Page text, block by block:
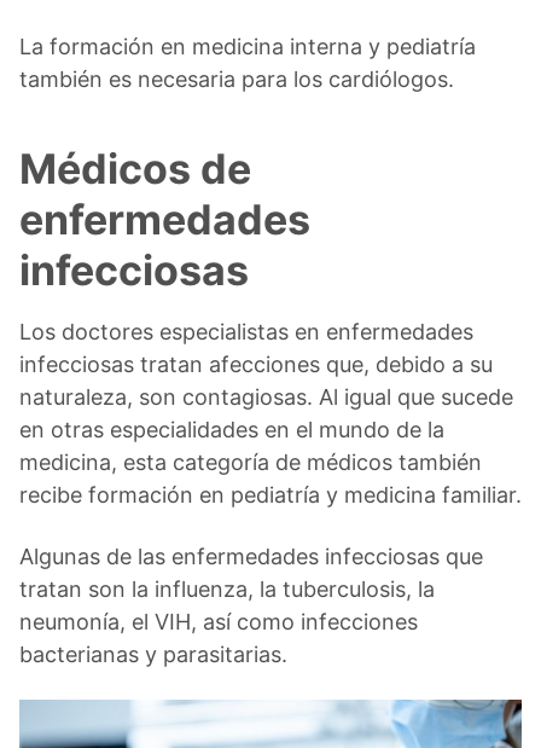
La formación en medicina interna y pediatría
también es necesaria para los cardiólogos.
Médicos de
enfermedades
infecciosas
Los doctores especialistas en enfermedades
infecciosas tratan afecciones que, debido a su
naturaleza, son contagiosas. Al igual que sucede
en otras especialidades en el mundo de la
medicina, esta categoría de médicos también
recibe formación en pediatría y medicina familiar.
Algunas de las enfermedades infecciosas que
tratan son la influenza, la tuberculosis, la
neumonía, el VIH, así como infecciones
bacterianas y parasitarias.